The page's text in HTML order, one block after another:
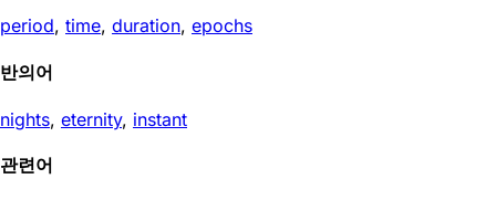
period, time, duration, epochs
반의어
nights, eternity, instant
관련어